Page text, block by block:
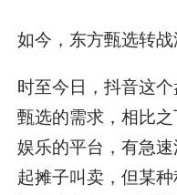
如今，东方甄选转战
时至今日，抖音这
甄选的需求，相比
娱乐的平台，有急
起摊子叫卖，但某